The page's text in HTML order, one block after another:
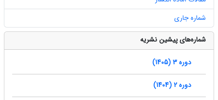
شماره جاری
شماره‌های پیشین نشریه
دوره 3 (1405)
دوره 2 (1404)